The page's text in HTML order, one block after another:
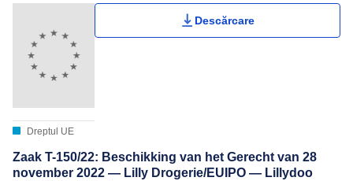
Dreptul UE
Descărcare
Zaak T-150/22: Beschikking van het Gerecht van 28
november 2022 — Lilly Drogerie/EUIPO — Lillydoo